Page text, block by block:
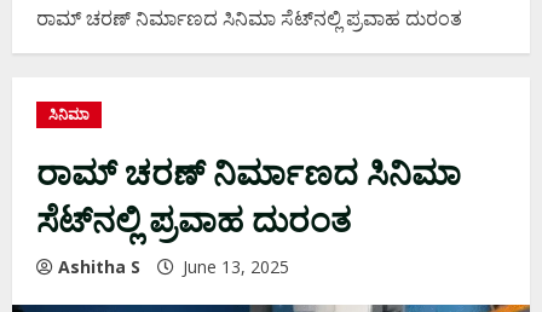
ರಾಮ್ ಚರಣ್ ನಿರ್ಮಾಣದ ಸಿನಿಮಾ ಸೆಟ್​ನಲ್ಲಿ ಪ್ರವಾಹ ದುರಂತ
ಸಿನಿಮಾ
ರಾಮ್ ಚರಣ್ ನಿರ್ಮಾಣದ ಸಿನಿಮಾ
ಸೆಟ್​ನಲ್ಲಿ ಪ್ರವಾಹ ದುರಂತ
Ashitha S June 13, 2025